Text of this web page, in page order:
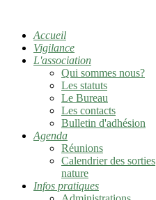
Accueil
Vigilance
L'association
Qui sommes nous?
Les statuts
Le Bureau
Les contacts
Bulletin d'adhésion
Agenda
Réunions
Calendrier des sorties
nature
Infos pratiques